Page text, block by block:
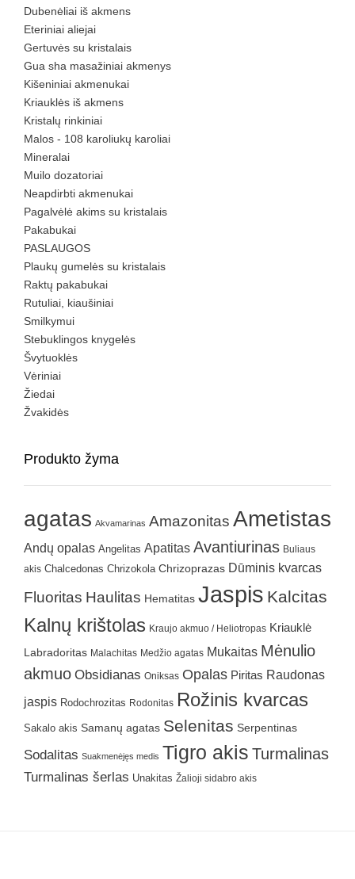
Dubenėliai iš akmens
Eteriniai aliejai
Gertuvės su kristalais
Gua sha masažiniai akmenys
Kišeniniai akmenukai
Kriauklės iš akmens
Kristalų rinkiniai
Malos - 108 karoliukų karoliai
Mineralai
Muilo dozatoriai
Neapdirbti akmenukai
Pagalvėlė akims su kristalais
Pakabukai
PASLAUGOS
Plaukų gumelės su kristalais
Raktų pakabukai
Rutuliai, kiaušiniai
Smilkymui
Stebuklingos knygelės
Švytuoklės
Vėriniai
Žiedai
Žvakidės
Produkto žyma
agatas Akvamarinas Amazonitas Ametistas
Andų opalas Angelitas Apatitas Avantiurinas Buliaus
akis Chalcedonas Chrizokola Chrizoprazas Dūminis kvarcas
Fluoritas Haulitas Hematitas Jaspis Kalcitas
Kalnų krištolas Kraujo akmuo / Heliotropas Kriauklė
Labradoritas Malachitas Medžio agatas Mukaitas Mėnulio
akmuo Obsidianas Oniksas Opalas Piritas Raudonas
jaspis Rodochrozitas Rodonitas Rožinis kvarcas
Sakalo akis Samanų agatas Selenitas Serpentinas
Sodalitas Suakmenėjęs medis Tigro akis Turmalinas
Turmalinas šerlas Unakitas Žalioji sidabro akis